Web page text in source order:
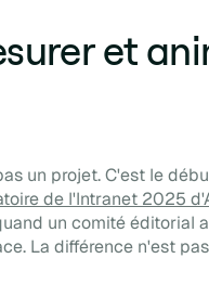
et
un projet. C'est le
de l'Intranet 2025
un comité éditorial
La différence n'est